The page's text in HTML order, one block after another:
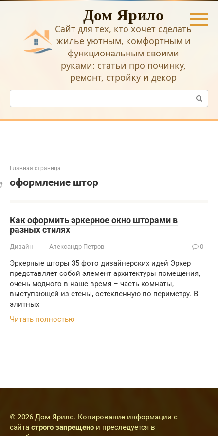
Перейти
Дом Ярило
Сайт для тех, кто хочет сделать
жилье уютным, комфортным и
функциональным своими
руками: статьи про починку,
ремонт, стройку и декор
Поиск:
Главная страница
оформление штор
Как оформить эркерное окно шторами в
разных стилях
Дизайн Александр Петров 0
Эркерные шторы 35 фото дизайнерских идей Эркер
представляет собой элемент архитектуры помещения,
очень модного в наше время – часть комнаты,
выступающей из стены, остекленную по периметру. В
элитных
Читать полностью
© 2026 Дом Ярило. Копирование информации с
сайта строго запрещено и преследуется в